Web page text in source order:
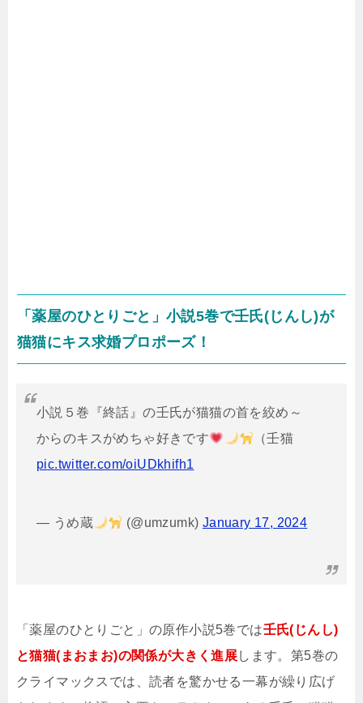
「薬屋のひとりごと」小説5巻で壬氏(じんし)が
猫猫にキス求婚プロポーズ！
小説５巻『終話』の壬氏が猫猫の首を絞め～
からのキスがめちゃ好きです
（壬猫
pic.twitter.com/oiUDkhifh1
— うめ蔵 (@umzumk) January 17, 2024
「薬屋のひとりごと」の原作小説5巻では壬氏(じんし)
と猫猫(まおまお)の関係が大きく進展します。第5巻の
クライマックスでは、読者を驚かせる一幕が繰り広げ